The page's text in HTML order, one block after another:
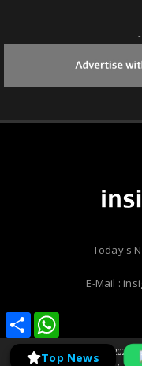
Share
Share
Top News
Today's
E-Mail :
Copyright ©
2026